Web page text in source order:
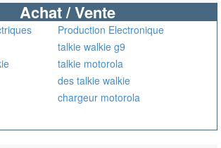
Achat / Vente
Production Electronique
talkie walkie g9
talkie motorola
des talkie walkie
chargeur motorola